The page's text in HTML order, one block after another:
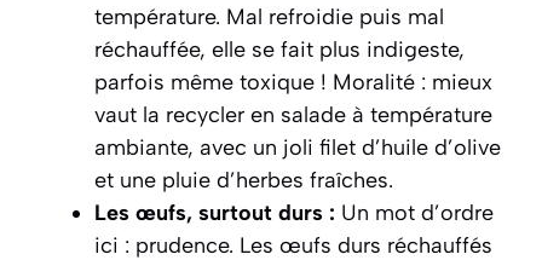
température. Mal refroidie puis mal
réchauffée, elle se fait plus indigeste,
parfois même toxique ! Moralité : mieux
vaut la recycler en salade à température
ambiante, avec un joli filet d’huile d’olive
et une pluie d’herbes fraîches.
Les œufs, surtout durs : Un mot d’ordre
ici : prudence. Les œufs durs réchauffés